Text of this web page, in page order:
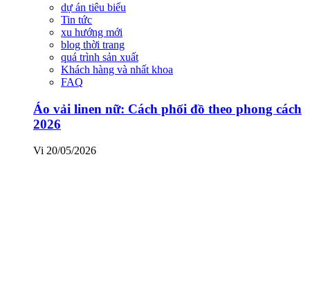
dự án tiêu biểu
Tin tức
xu hướng mới
blog thời trang
quá trình sản xuất
Khách hàng và nhất khoa
FAQ
Áo vải linen nữ: Cách phối đồ theo phong cách
2026
Vi 20/05/2026